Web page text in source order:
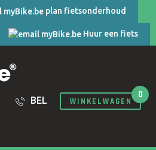
plan fietsonderhoud
Huur een fiets
BEL WINKELWAGEN
0